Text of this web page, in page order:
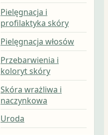
Pielęgnacja i
profilaktyka skóry
Pielęgnacja włosów
Przebarwienia i
koloryt skóry
Skóra wrażliwa i
naczynkowa
Uroda